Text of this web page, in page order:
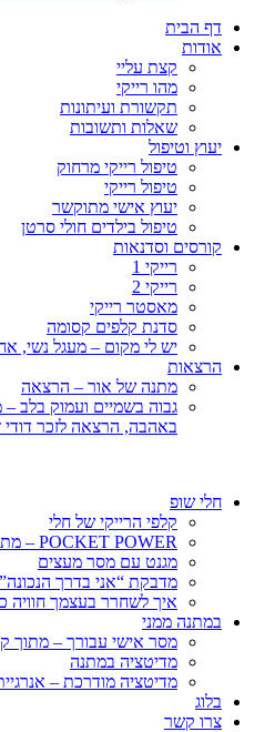
דף הבית
אודות
קצת עליי
מהו רייקי
תקשורת ועיתונות
שאלות ותשובות
יעוץ וטיפול
טיפול רייקי מרחוק
טיפול רייקי
יעוץ אישי מתוקשר
טיפול בילדים חולי סרטן
קורסים וסדנאות
רייקי 1
רייקי 2
מאסטר רייקי
סדנת קלפים קסומה
יש לי מקום – מעגל נשי,
הרצאות
מתנה של אור – הרצאה
גבוה בשמיים ועמוק בלב
באהבה, הרצאה לזכר דודי
חלי שופ
קלפי הרייקי של חלי
POCKET POWER – מתנה קטנה גדולה
מגנט עם מסר מעצים
מדבקת “אני בדרך הנכונה”
איך לשחרר בעצמך חוויה
במתנה ממני
מסר אישי עבורך – מתוך
מדיטציה במתנה
מדיטציה מודרכת –
בלוג
צרו קשר